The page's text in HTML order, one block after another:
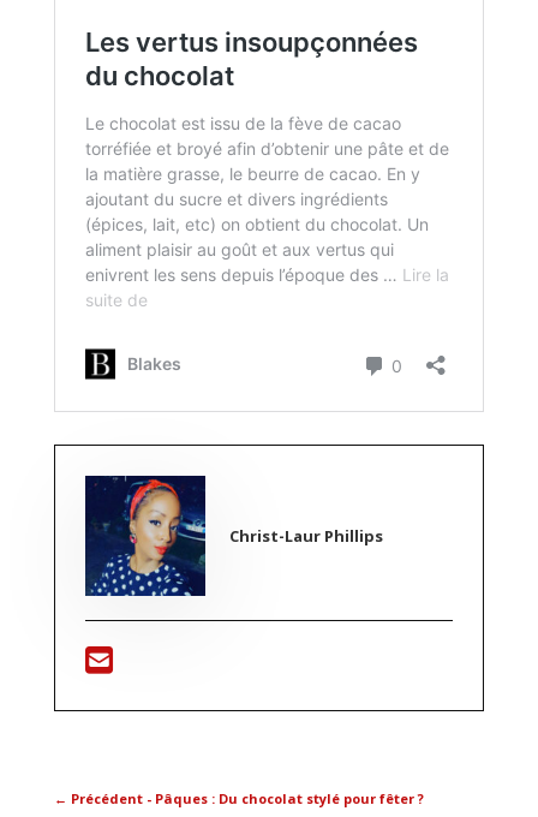
Christ-Laur Phillips
← Précédent - Pâques : Du chocolat stylé pour fêter ?